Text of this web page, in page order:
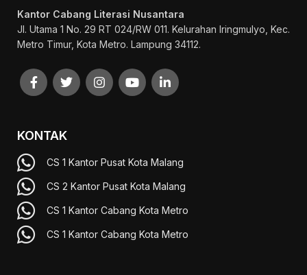
Kantor Cabang Literasi Nusantara
Jl. Utama 1 No. 29 RT 024/RW 011. Kelurahan Iringmulyo, Kec.
Metro Timur, Kota Metro. Lampung 34112.
KONTAK
CS 1 Kantor Pusat Kota Malang
CS 2 Kantor Pusat Kota Malang
CS 1 Kantor Cabang Kota Metro
CS 1 Kantor Cabang Kota Metro